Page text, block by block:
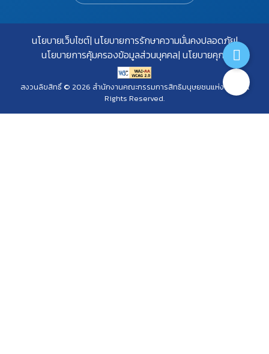
นโยบายเว็บไซต์ นโยบายการรักษาความมั่นคงปลอดภัย
นโยบายการคุ้มครองข้อมูลส่วนบุคคล นโยบายคุกกี้
สงวนลิขสิทธิ์ © 2026 สำนักงานคณะกรรมการสิทธิมนุษยชนแห่งชาติ. All
Rights Reserved.